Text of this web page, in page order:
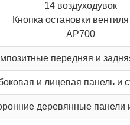
14 воздуходувок
Кнопка остановки
AP700
передняя и
и лицевая панель и
деревянные панели